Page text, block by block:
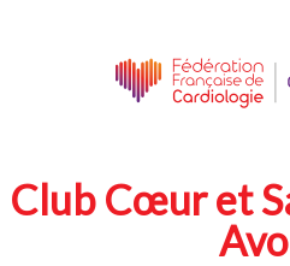
Club Cœur et